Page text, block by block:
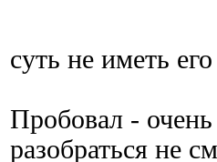
суть не иметь
Пробовал -
разобраться не